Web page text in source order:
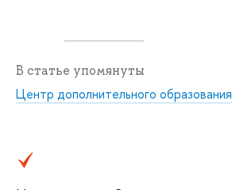
В статье упомянуты
Центр дополнительного образования